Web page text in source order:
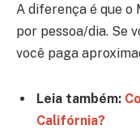
A diferença é que o
por pessoa/dia. Se
você paga
Leia também:
Califórnia?